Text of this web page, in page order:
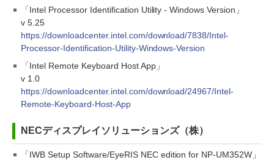
「Intel Processor Identification Utility - Windows Version」
v 5.25
https://downloadcenter.intel.com/download/7838/Intel-
Processor-Identification-Utility-Windows-Version
「Intel Remote Keyboard Host App」
v 1.0
https://downloadcenter.intel.com/download/24967/Intel-
Remote-Keyboard-Host-App
NECディスプレイソリューションズ（株）
「IWB Setup Software/EyeRIS NEC edition for NP-UM352W」